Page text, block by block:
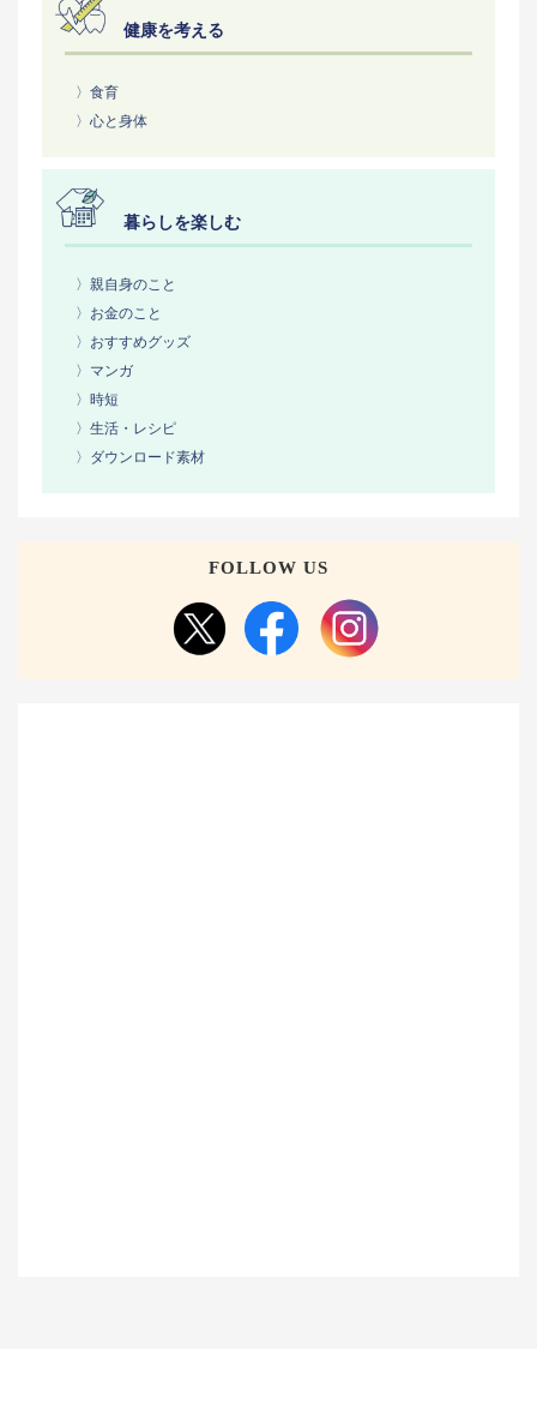
健康を考える
〉食育
〉心と身体
暮らしを楽しむ
〉親自身のこと
〉お金のこと
〉おすすめグッズ
〉マンガ
〉時短
〉生活・レシピ
〉ダウンロード素材
FOLLOW US